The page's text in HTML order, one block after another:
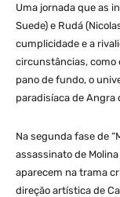
Uma jornada que as
Suede) e Rudá
cumplicidade e a
circunstâncias, como
pano de fundo, o
paradisíaca de Angra
Na segunda fase de
assassinato de
aparecem na trama
direção artística de